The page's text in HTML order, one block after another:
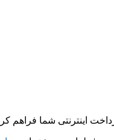
اینترنتی شما